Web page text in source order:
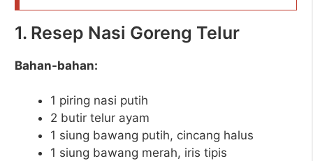
1. Resep Nasi Goreng Telur
Bahan-bahan:
1 piring nasi putih
2 butir telur ayam
1 siung bawang putih, cincang halus
1 siung bawang merah, iris tipis